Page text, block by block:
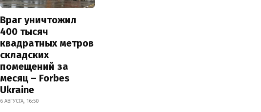
Враг уничтожил
400 тысяч
квадратных метров
складских
помещений за
месяц – Forbes
Ukraine
6 АВГУСТА, 16:50